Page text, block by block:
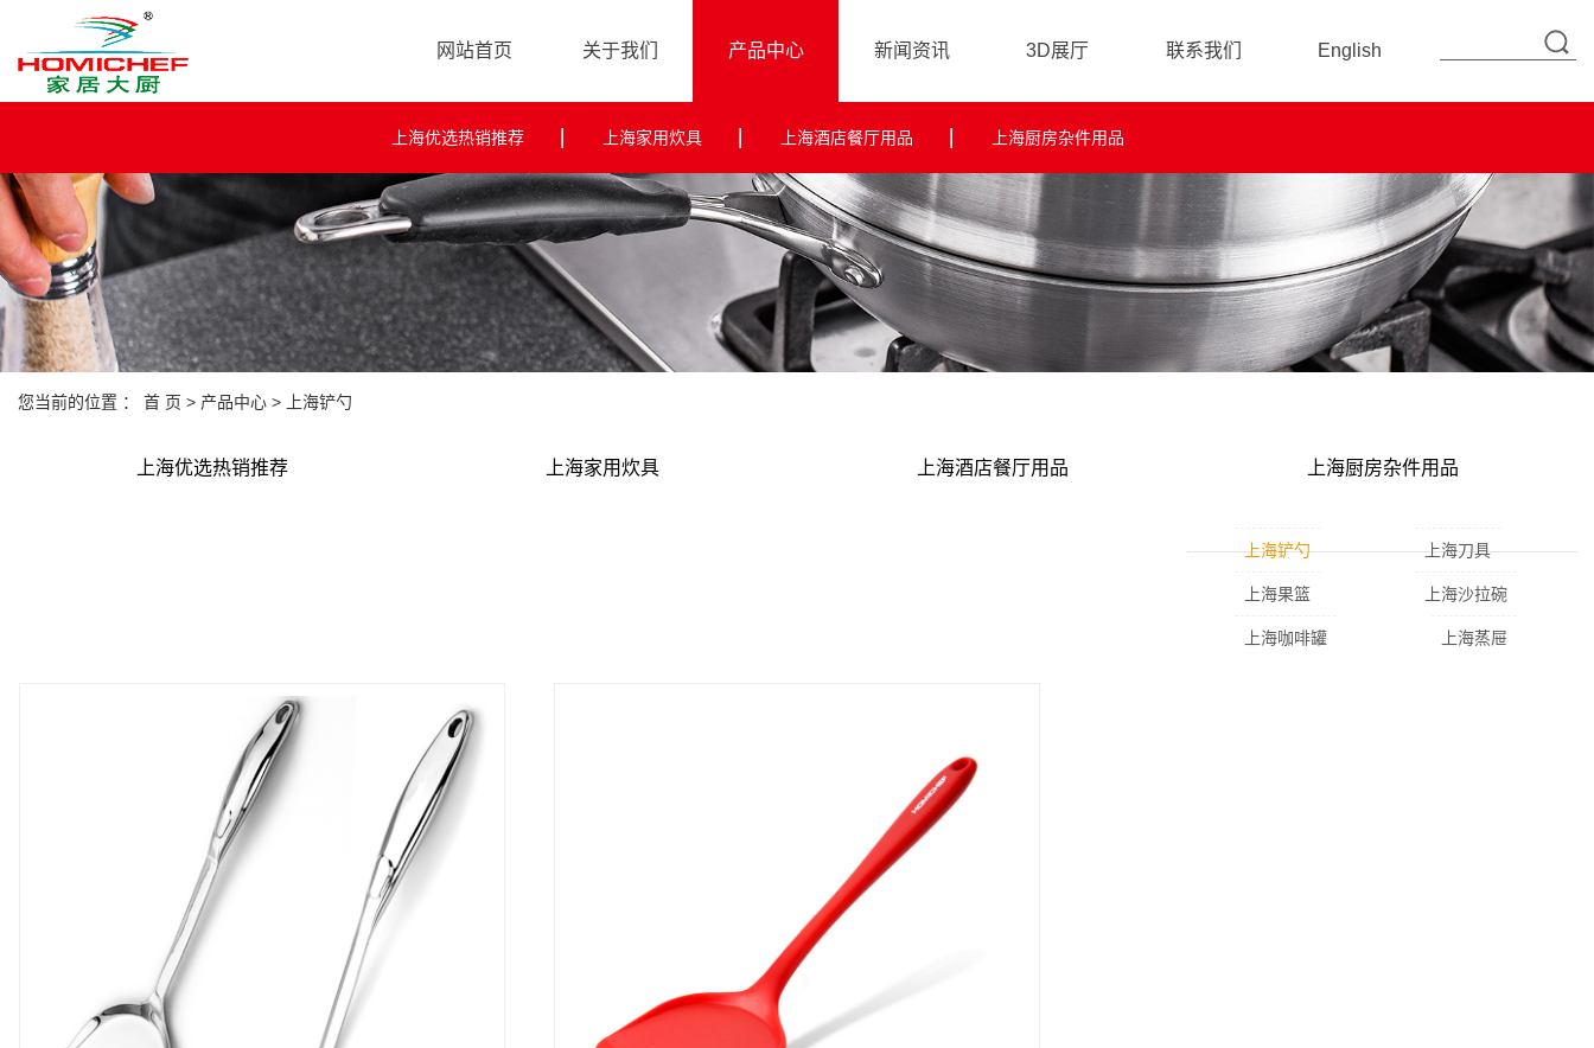
网站首页 关于我们 产品中心
上海优选热销推荐 上海家用炊具 上海酒店餐厅用品 上海厨房杂件用品
新闻资讯
行业资讯
常见问题
3D展厅 联系我们
在线留言
English
您当前的位置 ： 首 页 > 产品中心 > 上海铲勺
上海优选热销推荐 上海家用炊具 上海酒店餐厅用品 上海厨房杂件用品
上海铲勺 上海刀具
上海果篮 上海沙拉碗
上海咖啡罐 上海蒸屉